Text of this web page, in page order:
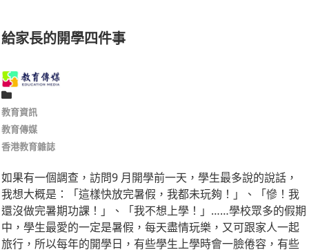
給家長的開學四件事
教育資訊
教育傳媒
香港教育雜誌
如果有一個調查，訪問9 月開學前一天，學生最多說的說話，
我想大概是：「這樣快放完暑假，我都未玩夠！」、「慘！我
還沒做完暑期功課！」、「我不想上學！」……學校眾多的假期
中，學生最愛的一定是暑假，每天盡情玩樂，又可跟家人一起
旅行，所以每年的開學日，有些學生上學時會一臉倦容，有些